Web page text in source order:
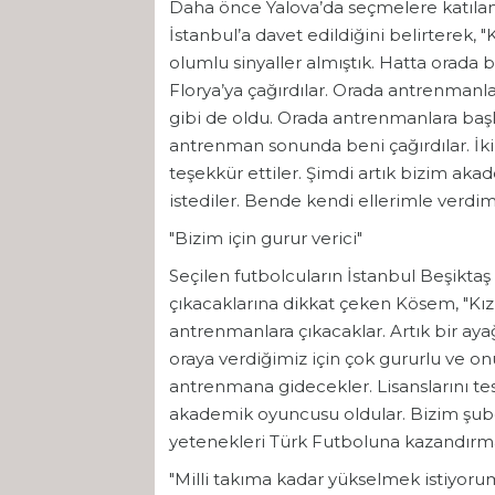
Daha önce Yalova’da seçmelere
İstanbul’a davet edildiğini belirterek,
olumlu sinyaller almıştık. Hatta orada
Florya’ya çağırdılar. Orada
gibi de oldu. Orada antrenmanlara
antrenman sonunda beni çağırdılar. İki
teşekkür ettiler. Şimdi artık bizim
istediler. Bende kendi ellerimle
"Bizim için gurur verici"
Seçilen futbolcuların İstanbul
çıkacaklarına dikkat çeken Kösem,
antrenmanlara çıkacaklar. Artık bir
oraya verdiğimiz için çok gururlu ve
antrenmana gidecekler. Lisanslarını
akademik oyuncusu oldular. Bizim
yetenekleri Türk Futboluna
"Milli takıma kadar yükselmek